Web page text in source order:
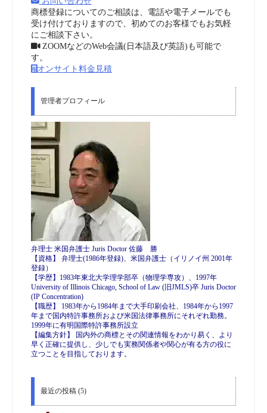
商標登録についてのご相談は、電話や電子メールでも
受け付けておりますので、初めてのお客様でもお気軽
にご相談下さい。
ZOOMなどのWeb会議(日本語及び英語)も可能で
す。
オンサイト料金見積
管理者プロフィール
弁理士 米国弁護士 Juris Doctor 佐藤 勝
【資格】 弁理士(1986年登録)、米国弁護士（イリノイ州 2001年
登録）
【学歴】1983年東北大学理学部卒（物理学専攻）、1997年
University of Illinois Chicago, School of Law (旧JMLS)卒 Juris Doctor
(IP Concentration)
【職歴】 1983年から1984年まで大手印刷会社、1984年から1997
年まで国内特許事務所および米国法律事務所にそれぞれ勤務。
1999年に有明国際特許事務所設立
【編集方針】 国内外の商標とその関連情報をわかり易く、より
早く正確に提供し、少しでも実務関係者や関心が有る方の役に
立つことを目指しております。
最近の投稿 (5)